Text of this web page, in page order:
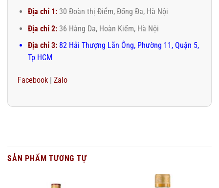
Địa chỉ 1:30 Đoàn thị Điểm, Đống Đa, Hà Nội
Địa chỉ 2:36 Hàng Da, Hoàn Kiếm, Hà Nội
Địa chỉ 3:82 Hải Thượng Lãn Ông, Phường 11, Quận 5,
Tp HCM
Facebook | Zalo
SẢN PHẨM TƯƠNG TỰ